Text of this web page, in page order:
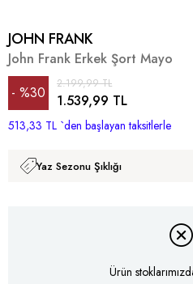
JOHN FRANK
John Frank Erkek Şort Mayo
%30
İndirim
2.199,99 TL
1.539,99 TL
513,33 TL `den başlayan taksitlerle
Yaz Sezonu Şıklığı
Ürün